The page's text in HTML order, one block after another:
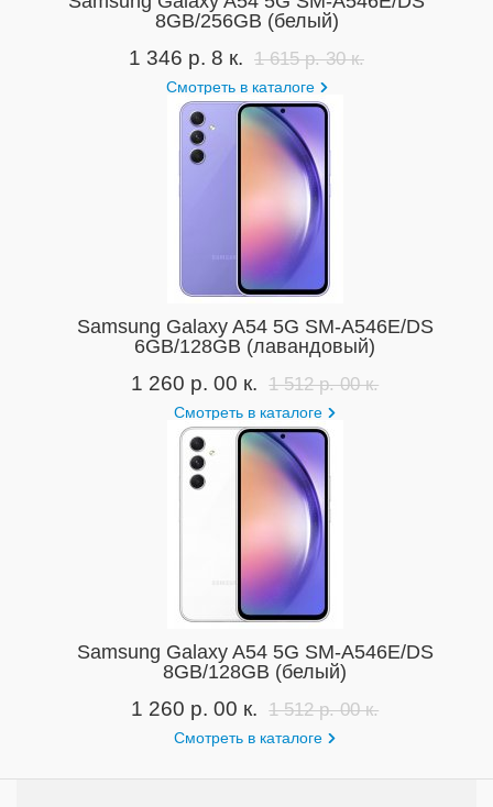
8GB/256GB (белый)
1 346 р. 8 к. 1 615 р. 30 к.
Смотреть в каталоге
Samsung Galaxy A54 5G SM-A546E/DS
6GB/128GB (лавандовый)
1 260 р. 00 к. 1 512 р. 00 к.
Смотреть в каталоге
Samsung Galaxy A54 5G SM-A546E/DS
8GB/128GB (белый)
1 260 р. 00 к. 1 512 р. 00 к.
Смотреть в каталоге